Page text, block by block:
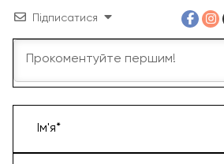
Підписатися
Ім'я*